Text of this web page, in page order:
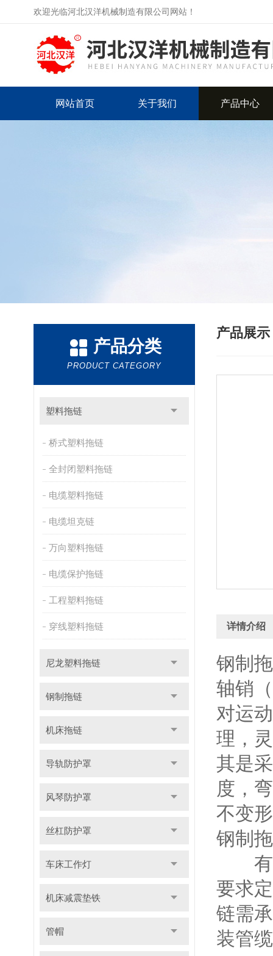
欢迎光临河北汉洋机械制造有限公司网站！
网站首页 关于我们 产品中心
产品分类
PRODUCT CATEGORY
塑料拖链
桥式塑料拖链
全封闭塑料拖链
电缆塑料拖链
电缆坦克链
万向塑料拖链
电缆保护拖链
工程塑料拖链
穿线塑料拖链
尼龙塑料拖链
钢制拖链
机床拖链
导轨防护罩
风琴防护罩
丝杠防护罩
车床工作灯
机床减震垫铁
管帽
产品展示
详情介绍
钢制
轴销
对运
理，
其是
度，
不变
钢制
有
要求
链需
装管